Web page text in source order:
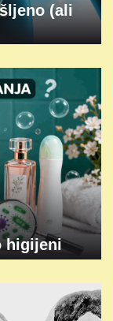
(ali
higijeni